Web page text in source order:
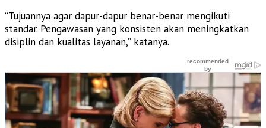
“Tujuannya agar dapur-dapur benar-benar mengikuti
standar. Pengawasan yang konsisten akan meningkatkan
disiplin dan kualitas layanan,” katanya.